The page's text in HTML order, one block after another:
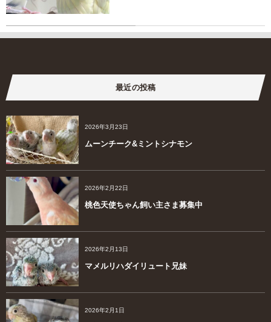
最近の投稿
2026年3月23日
ムーンチーク&ミントシナモン
2026年2月22日
桃色天使ちゃん飼い主さま募集中
2026年2月13日
マメルリハダイリュート兄妹
2026年2月1日